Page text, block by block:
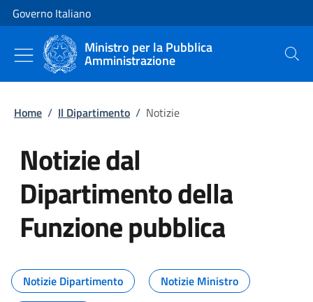
Vai al contenuto
Vai alla navigazione del sito
Governo Italiano
Ministro per la Pubblica
Amministrazione Cerca
Home / Il Dipartimento / Notizie
Notizie dal
Dipartimento della
Funzione pubblica
Tutti i contenuti della pagina
Notizie Dipartimento
Notizie Ministro